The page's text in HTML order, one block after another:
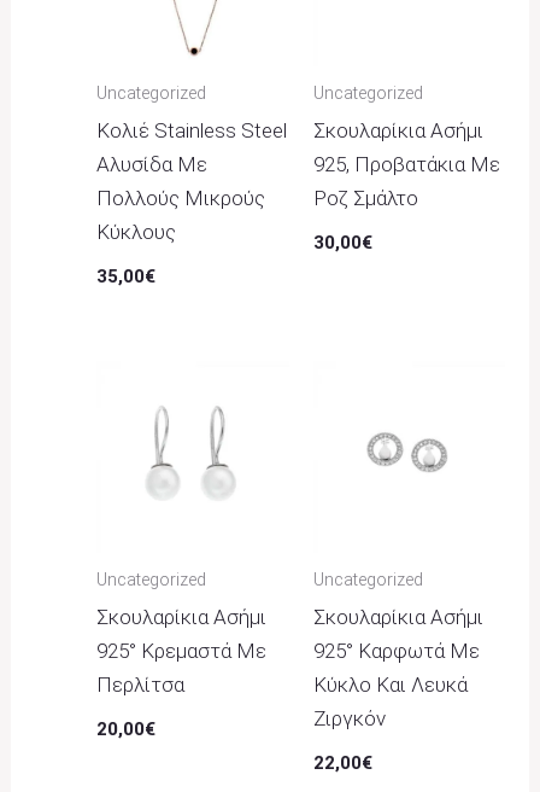
Uncategorized
Κολιέ Stainless Steel
Αλυσίδα Με
Πολλούς Μικρούς
Κύκλους
35,00€
Uncategorized
Σκουλαρίκια Ασήμι
925, Προβατάκια Με
Ροζ Σμάλτο
30,00€
Uncategorized
Σκουλαρίκια Ασήμι
925° Κρεμαστά Με
Περλίτσα
20,00€
Uncategorized
Σκουλαρίκια Ασήμι
925° Καρφωτά Με
Κύκλο Και Λευκά
Ζιργκόν
22,00€